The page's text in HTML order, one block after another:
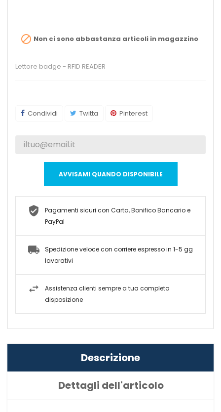
 Non ci sono abbastanza articoli in magazzino
Lettore badge - RFID READER
Condividi Twitta Pinterest
AVVISAMI QUANDO DISPONIBILE
Pagamenti sicuri con Carta, Bonifico Bancario e
PayPal
Spedizione veloce con corriere espresso in 1-5 gg
lavorativi
Assistenza clienti sempre a tua completa
disposizione
Descrizione
Dettagli dell'articolo